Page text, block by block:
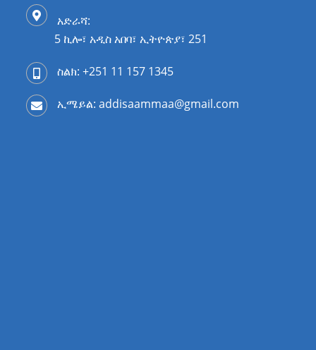
አድራሻ:
5 ኪሎ፣ አዲስ አበባ፣ ኢትዮጵያ፣ 251
ስልክ: +251 11 157 1345
ኢሜይል: addisaammaa@gmail.com